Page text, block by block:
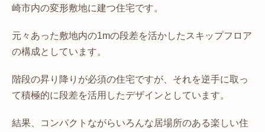
崎市内の変形敷地に建つ住宅です。
元々あった敷地内の1mの段差を活かしたスキップフロア
の構成としています。
階段の昇り降りが必須の住宅ですが、それを逆手に取っ
て積極的に段差を活用したデザインとしています。
結果、コンパクトながらいろんな居場所のある楽しい住